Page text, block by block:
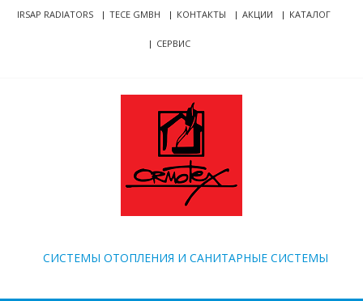
Skip
SkipIRSAP RADIATORS TECE GMBH КОНТАКТЫ АКЦИИ КАТАЛОГ
СЕРВИС
CИСТЕМЫ ОТОПЛЕНИЯ И САНИТАРНЫЕ СИСТЕМЫ